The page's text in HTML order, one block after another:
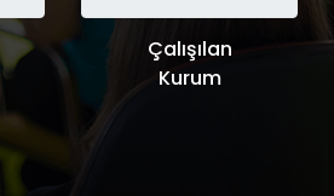
Çalışılan
Kurum